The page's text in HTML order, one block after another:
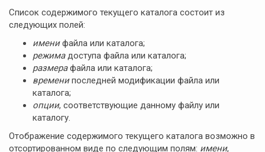
Список содержимого текущего каталога состоит из
следующих полей:
именифайла или каталога;
режимадоступа файла или каталога;
размерафайла или каталога;
временипоследней модификации файла или
каталога;
опции, соответствующие данному файлу или
каталогу.
Отображение содержимого текущего каталога возможно в
отсортированном виде по следующим полям: имени,